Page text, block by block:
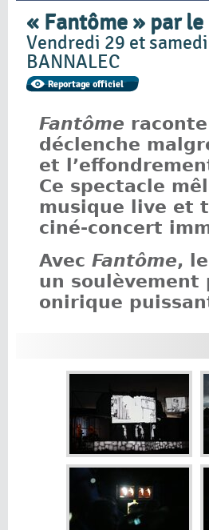
« Fantôme » par
Vendredi 29 et
BANNALEC
Fantôme
déclenche
et
Ce spectacle
musique live et
ciné-concert
Avec Fantôme,
un soulèvement
onirique